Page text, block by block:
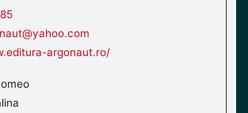
argonaut.ro/